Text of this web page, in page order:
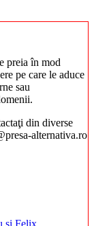
preia în mod
pe care le aduce
sau
din diverse
alternativa.ro